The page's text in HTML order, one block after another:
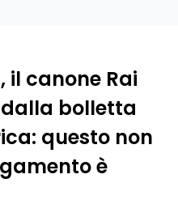
il canone Rai
bolletta
questo non
è